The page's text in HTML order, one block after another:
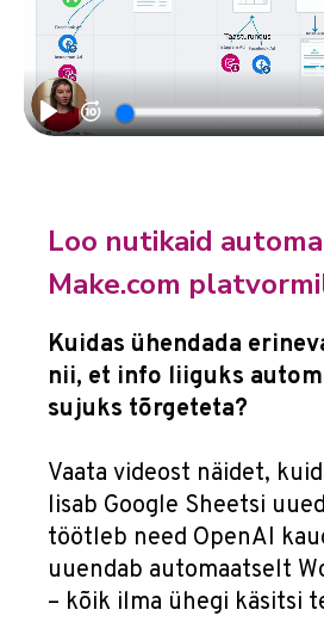
Loo nutikaid
Make.com
Kuidas ühendada
nii, et info liiguks
sujuks tõrgeteta?
Vaata videost näidet,
lisab Google Sheetsi
töötleb need OpenAI
uuendab automaatselt
– kõik ilma ühegi käsitsi